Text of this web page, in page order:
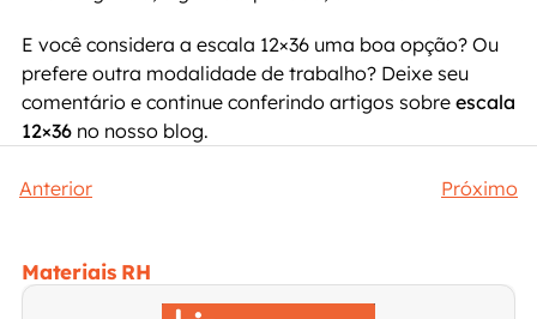
E você considera a escala 12×36 uma boa opção? Ou
prefere outra modalidade de trabalho? Deixe seu
comentário e continue conferindo artigos sobre escala
12×36 no nosso blog.
Anterior Próximo
Materiais RH